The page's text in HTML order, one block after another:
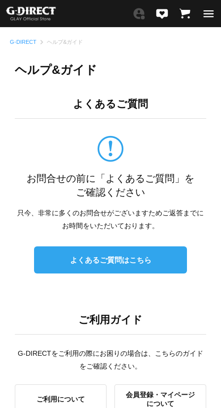
G-DIRECT ヘルプ&ガイド
ヘルプ&ガイド
よくあるご質問
お問合せの前に「よくあるご質問」を
ご確認ください
只今、非常に多くのお問合せがございますためご返答までに
お時間をいただいております。
よくあるご質問はこちら
ご利用ガイド
G-DIRECTをご利用の際にお困りの場合は、こちらのガイド
をご確認ください。
ご利用について
会員登録・マイページ
について